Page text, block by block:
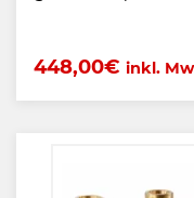
448,00€ inkl.